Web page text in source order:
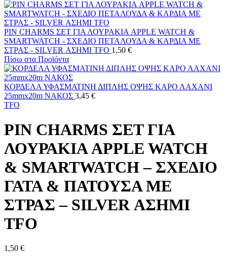
PIN CHARMS ΣΕΤ ΓΙΑ ΛΟΥΡΑΚΙΑ APPLE WATCH &
SMARTWATCH - ΣΧΕΔΙΟ ΠΕΤΑΛΟΥΔΑ & ΚΑΡΔΙΑ ΜΕ
ΣΤΡΑΣ - SILVER ΑΣΗΜΙ TFO 1,50 €
Πίσω στα Προϊόντα
ΚΟΡΔΕΛΑ ΥΦΑΣΜΑΤΙΝΗ ΔΙΠΛΗΣ ΟΨΗΣ ΚΑΡΟ ΛΑΧΑΝΙ
25mmx20m ΝΑΚΟΣ 3,45 €
TFO
PIN CHARMS ΣΕΤ ΓΙΑ
ΛΟΥΡΑΚΙΑ APPLE WATCH
& SMARTWATCH – ΣΧΕΔΙΟ
ΓΑΤΑ & ΠΑΤΟΥΣΑ ΜΕ
ΣΤΡΑΣ – SILVER ΑΣΗΜΙ
TFO
1,50 €